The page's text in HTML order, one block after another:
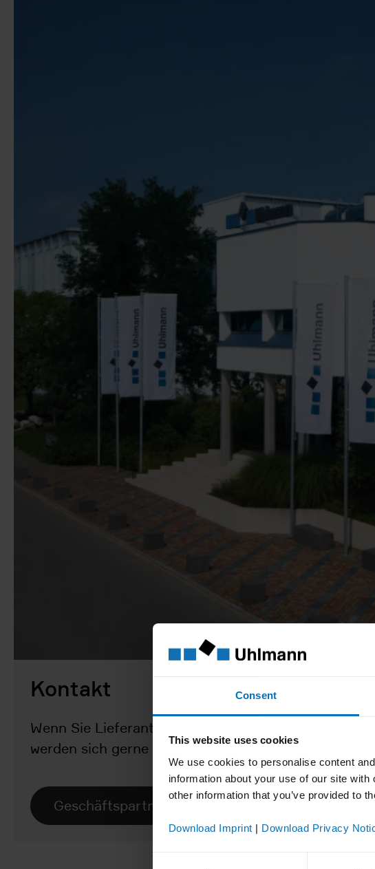
Consent
This website uses cookies
We use cookies to personalise content
information about your use of our site
other information that you’ve provided to
Download Imprint | Download Privacy
Kontakt
Wenn Sie Lieferant oder Partner werden möchten,
werden sich gerne mit Ihnen in Verbindung setzen.
Geschäftspartner der Uhlmann Group werden